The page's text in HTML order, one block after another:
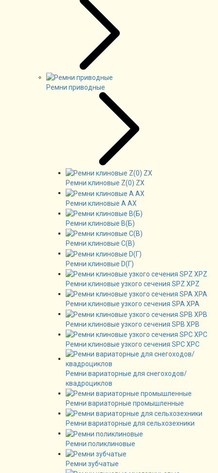
Ремни приводные
Ремни клиновые Z(0) ZX
Ремни клиновые А AX
Ремни клиновые В(Б)
Ремни клиновые C(B)
Ремни клиновые D(Г)
Ремни клиновые узкого сечения SPZ XPZ
Ремни клиновые узкого сечения SPA XPA
Ремни клиновые узкого сечения SPB XPB
Ремни клиновые узкого сечения SPC XPC
Ремни вариаторные для снегоходов/
квадроциклов
Ремни вариаторные промышленные
Ремни вариаторные для сельхозехники
Ремни поликлиновые
Ремни зубчатые